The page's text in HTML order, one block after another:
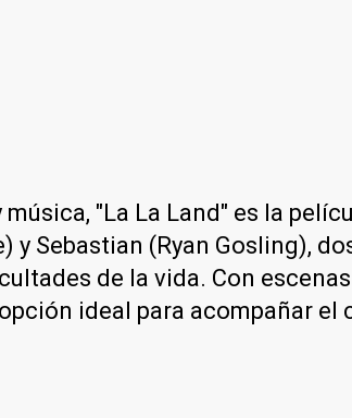
"La La Land" es la
Sebastian (Ryan Gosling),
de la vida. Con
ideal para acompañar el